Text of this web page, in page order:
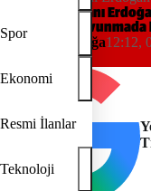
Spor
Ekonomi
Resmi İlanlar
Teknoloji
konuşma: 'Savunmada
Cumhurbaşkanı
konuşma:
Zeynep Karçığa12:12,